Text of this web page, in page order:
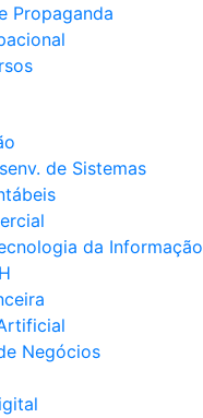
Propaganda
de Sistemas
da Informação
Negócios